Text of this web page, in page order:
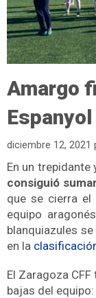
Amargo
diciembre 12, 2021
En un trepidante
consiguió
que se cierra
equipo
blanquiazules
en la
El Zaragoza
bajas del